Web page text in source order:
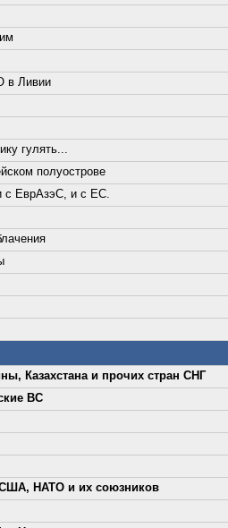
в Ливии
гулять...
полуострове
с ЕврАзэС, и с ЕС.
Казахстана и прочих стран СНГ
ВС
НАТО и их союзников